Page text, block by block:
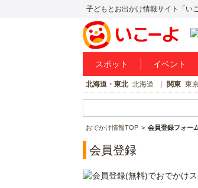
子どもとお出かけ情報サイト「い
スポット イベント
北海道・東北 北海道 関東 東
おでかけ情報TOP 会員登録フォー
会員登録